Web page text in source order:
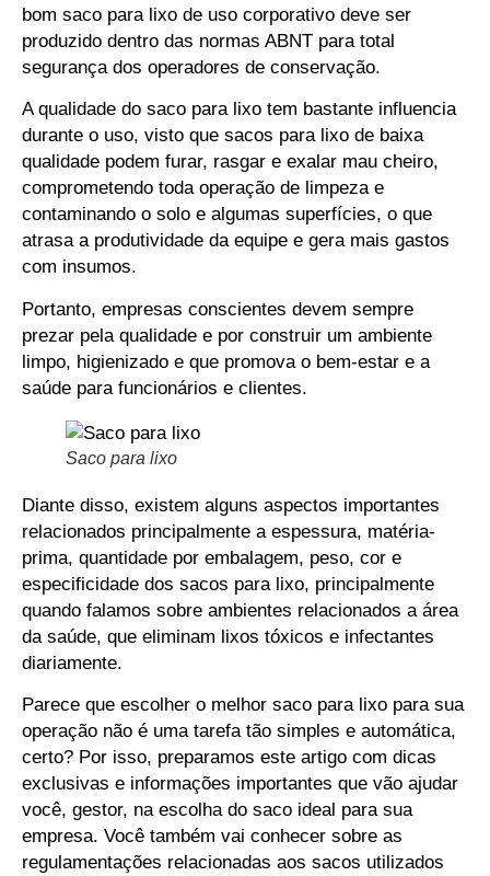
bom saco para lixo de uso corporativo deve ser
produzido dentro das normas ABNT para total
segurança dos operadores de conservação.
A qualidade do saco para lixo tem bastante influencia
durante o uso, visto que sacos para lixo de baixa
qualidade podem furar, rasgar e exalar mau cheiro,
comprometendo toda operação de limpeza e
contaminando o solo e algumas superfícies, o que
atrasa a produtividade da equipe e gera mais gastos
com insumos.
Portanto, empresas conscientes devem sempre
prezar pela qualidade e por construir um ambiente
limpo, higienizado e que promova o bem-estar e a
saúde para funcionários e clientes.
Saco para lixo
Diante disso, existem alguns aspectos importantes
relacionados principalmente a espessura, matéria-
prima, quantidade por embalagem, peso, cor e
especificidade dos sacos para lixo, principalmente
quando falamos sobre ambientes relacionados a área
da saúde, que eliminam lixos tóxicos e infectantes
diariamente.
Parece que escolher o melhor saco para lixo para sua
operação não é uma tarefa tão simples e automática,
certo? Por isso, preparamos este artigo com dicas
exclusivas e informações importantes que vão ajudar
você, gestor, na escolha do saco ideal para sua
empresa. Você também vai conhecer sobre as
regulamentações relacionadas aos sacos utilizados